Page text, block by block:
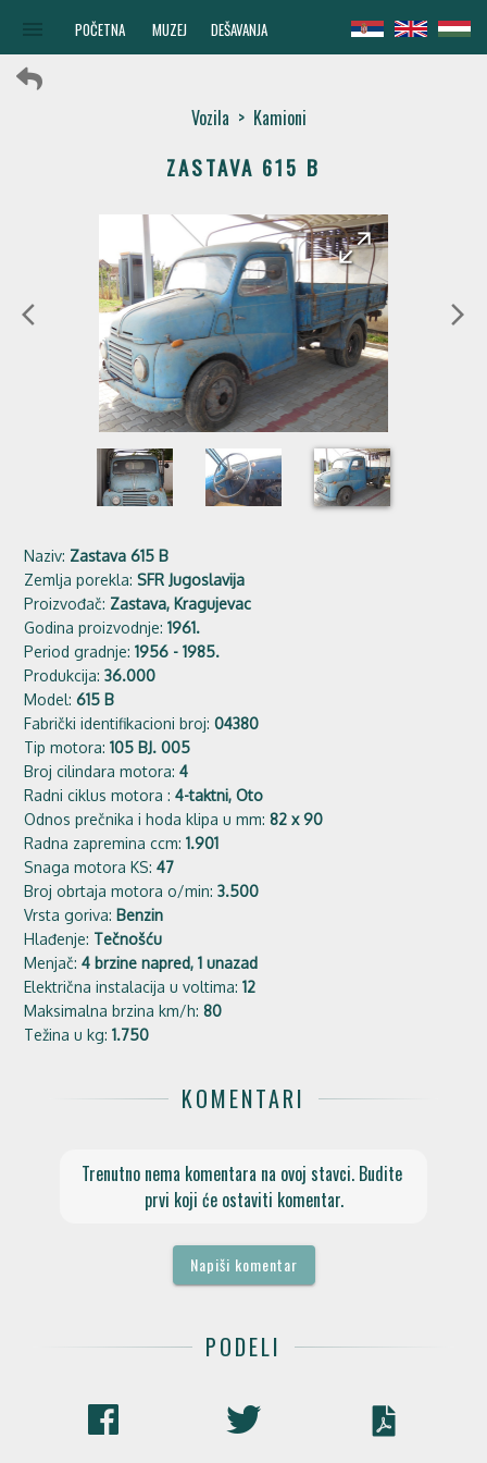
POČETNA MUZEJ DEŠAVANJA
Vozila > Kamioni
ZASTAVA 615 B
arrow_back_ios
arrow_back
arrow_forward
arrow_forward_ios
Naziv: Zastava 615 B
Zemlja porekla:SFR Jugoslavija
Proizvođač: Zastava, Kragujevac
Godina proizvodnje:1961.
Period gradnje:1956 - 1985.
Produkcija:36.000
Model:615 B
Fabrički identifikacioni broj:04380
Tip motora:105 BJ. 005
Broj cilindara motora:4
Radni ciklus motora :4-taktni, Oto
Odnos prečnika i hoda klipa u mm:82 x 90
Radna zapremina ccm:1.901
Snaga motora KS:47
Broj obrtaja motora o/min:3.500
Vrsta goriva: Benzin
Hlađenje: Tečnošću
Menjač:4 brzine napred, 1 unazad
Električna instalacija u voltima:12
Maksimalna brzina km/h:80
Težina u kg:1.750
KOMENTARI
Trenutno nema komentara na ovoj stavci. Budite
prvi koji će ostaviti komentar.
Napiši komentar
PODELI